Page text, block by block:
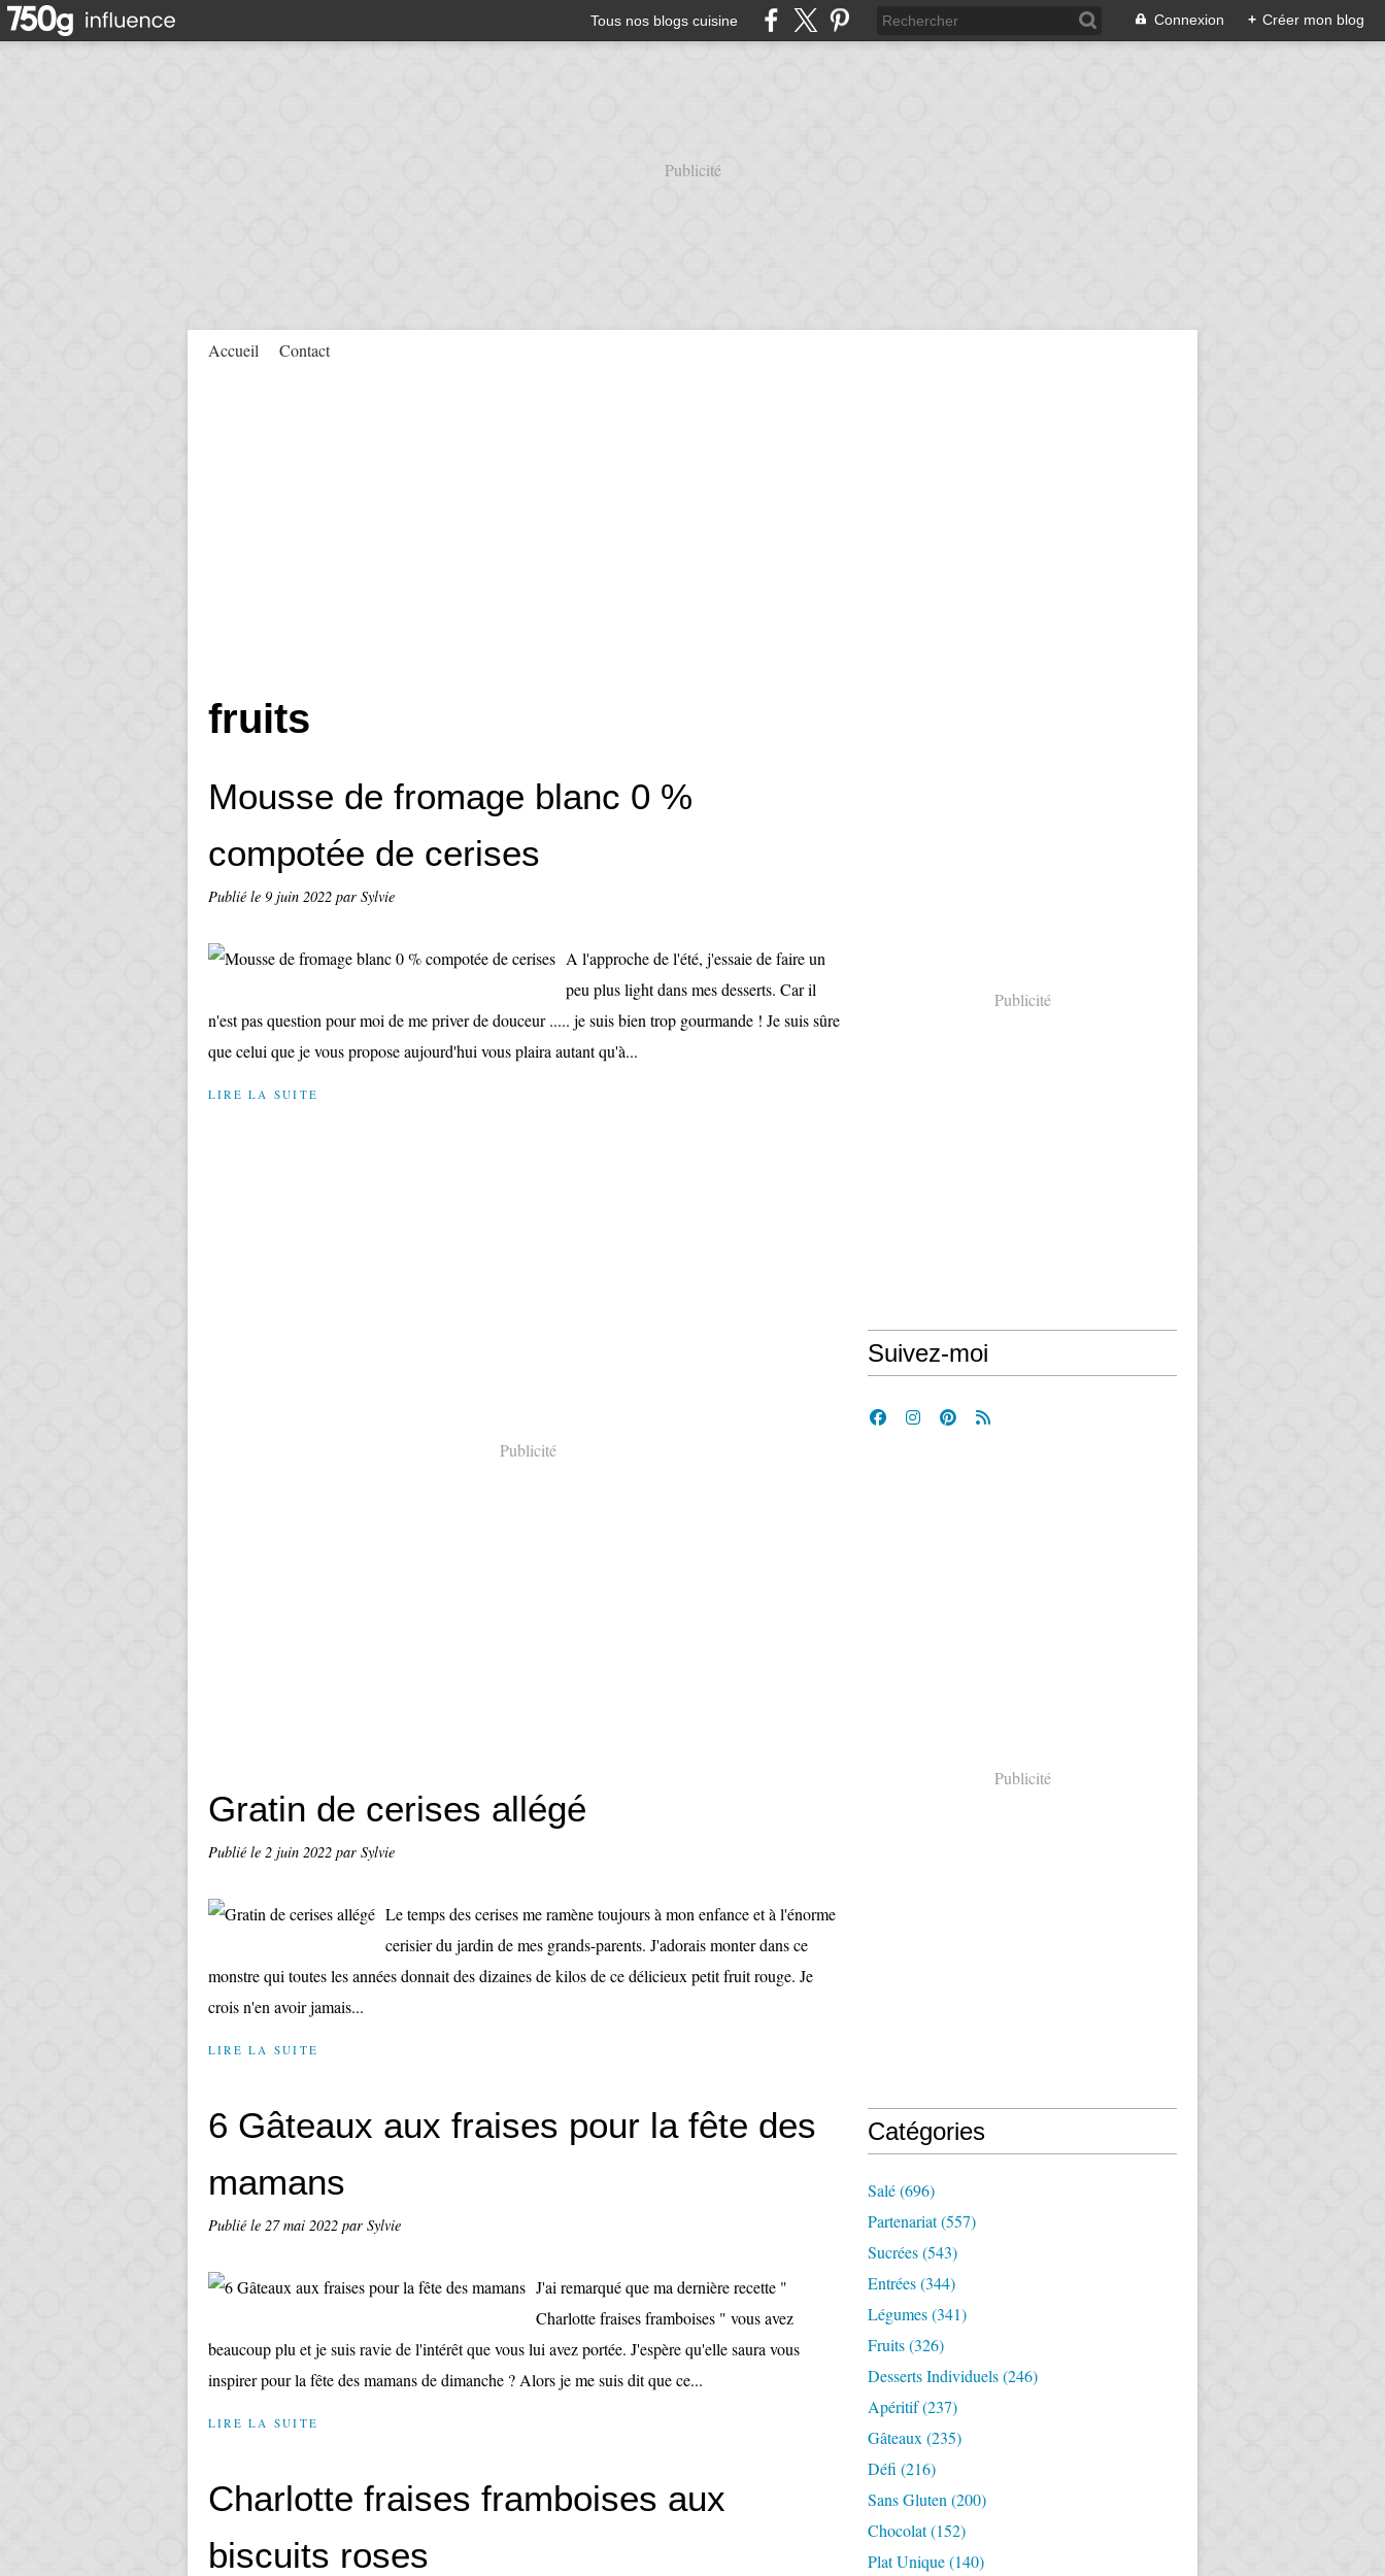
Tous nos blogs cuisine Connexion + Créer mon blog
Publicité
Accueil Contact
fruits
Mousse de fromage blanc 0 %
compotée de cerises
Publié le 9 juin 2022 par Sylvie
A l'approche de l'été, j'essaie de faire un
peu plus light dans mes desserts. Car il
n'est pas question pour moi de me priver de douceur ..... je suis bien trop gourmande ! Je suis sûre
que celui que je vous propose aujourd'hui vous plaira autant qu'à...
LIRE LA SUITE
Publicité
Gratin de cerises allégé
Publié le 2 juin 2022 par Sylvie
Le temps des cerises me ramène toujours à mon enfance et à l'énorme
cerisier du jardin de mes grands-parents. J'adorais monter dans ce
monstre qui toutes les années donnait des dizaines de kilos de ce délicieux petit fruit rouge. Je
crois n'en avoir jamais...
LIRE LA SUITE
6 Gâteaux aux fraises pour la fête des
mamans
Publié le 27 mai 2022 par Sylvie
J'ai remarqué que ma dernière recette "
Charlotte fraises framboises " vous avez
beaucoup plu et je suis ravie de l'intérêt que vous lui avez portée. J'espère qu'elle saura vous
inspirer pour la fête des mamans de dimanche ? Alors je me suis dit que ce...
LIRE LA SUITE
Charlotte fraises framboises aux
biscuits roses
Publicité
Suivez-moi
Publicité
Catégories
Salé(696)
Partenariat(557)
Sucrées(543)
Entrées(344)
Légumes(341)
Fruits(326)
Desserts Individuels(246)
Apéritif(237)
Gâteaux (235)
Défi (216)
Sans Gluten (200)
Chocolat(152)
Plat Unique(140)